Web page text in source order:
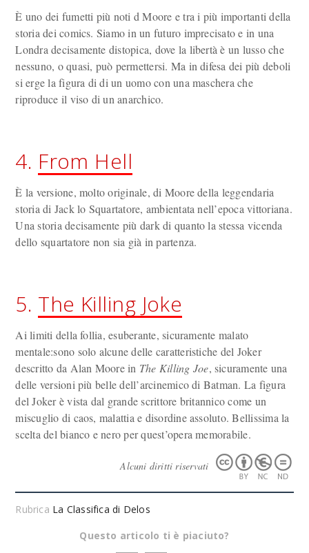
È uno dei fumetti più noti d Moore e tra i più importanti della
storia dei comics. Siamo in un futuro imprecisato e in una
Londra decisamente distopica, dove la libertà è un lusso che
nessuno, o quasi, può permettersi. Ma in difesa dei più deboli
si erge la figura di di un uomo con una maschera che
riproduce il viso di un anarchico.
4. From Hell
È la versione, molto originale, di Moore della leggendaria
storia di Jack lo Squartatore, ambientata nell’epoca vittoriana.
Una storia decisamente più dark di quanto la stessa vicenda
dello squartatore non sia già in partenza.
5. The Killing Joke
Ai limiti della follia, esuberante, sicuramente malato
mentale:sono solo alcune delle caratteristiche del Joker
descritto da Alan Moore in The Killing Joe, sicuramente una
delle versioni più belle dell’arcinemico di Batman. La figura
del Joker è vista dal grande scrittore britannico come un
miscuglio di caos, malattia e disordine assoluto. Bellissima la
scelta del bianco e nero per quest’opera memorabile.
Alcuni diritti riservati
Rubrica La Classifica di Delos
Questo articolo ti è piaciuto?